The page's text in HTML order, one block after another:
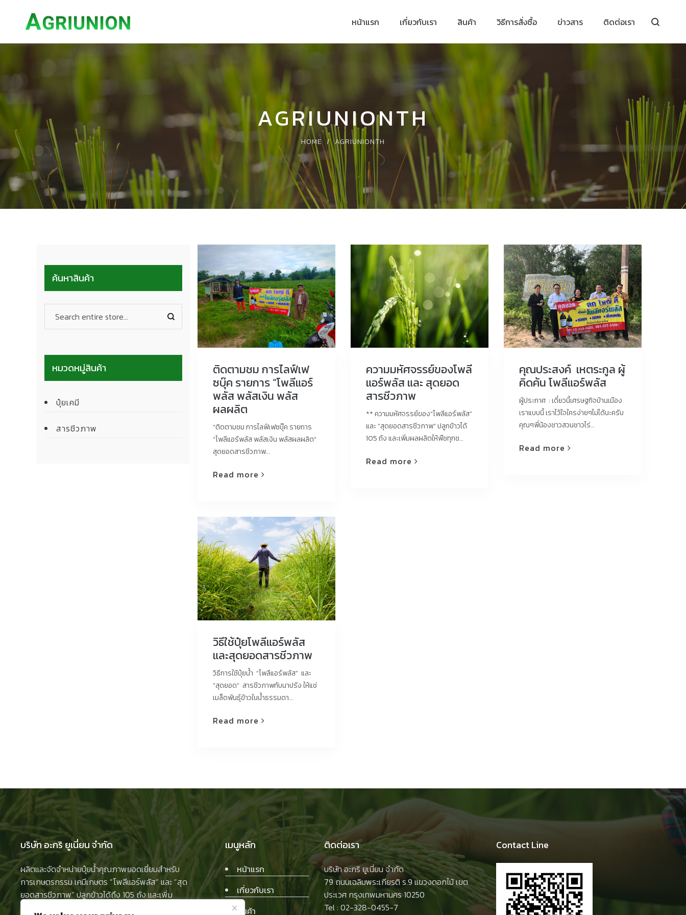
หน้าแรก เกี่ยวกับเรา สินค้า วิธีการสั่งซื้อ ข่าวสาร ติดต่อเรา
AGRIUNIONTH
HOME / AGRIUNIONTH
ติดตามชม การไลฟ์เฟ
ซบุ๊ค รายการ “โพลีแอร์
พลัส พลัสเงิน พลัส
ผลผลิต
“ติดตามชม การไลฟ์เฟซบุ๊ค รายการ
“โพลีแอร์พลัส พลัสเงิน พลัสผลผลิต”
สุดยอดสารชีวภาพ…
Read more
ความมหัศจรรย์ของโพลี
แอร์พลัส และ สุดยอด
สารชีวภาพ
** ความมหัศจรรย์ของ“โพลีแอร์พลัส”
และ “สุดยอดสารชีวภาพ” ปลูกข้าวได้
105 ถัง และเพิ่มผลผลิตให้พืชทุกช…
Read more
คุณประสงค์ เหตระกูล ผู้
คิดค้น โพลีแอร์พลัส
ผู้ประกาศ : เดี๋ยวนี้เศรษฐกิจบ้านเมือง
เราแบบนี้ เราไว้ใจใครง่ายๆไม่ได้นะครับ
คุณๆพี่น้องชาวสวนชาวไร่…
Read more
วิธีใช้ปุ๋ยโพลีแอร์พลัส
และสุดยอดสารชีวภาพ
วิธีการใช้ปุ๋ยน้ำ “โพลีแอร์พลัส” และ
“สุดยอด” สารชีวภาพกับนาปรัง ให้แช่
เมล็ดพันธุ์ข้าวในน้ำธรรมดา…
Read more
ค้นหาสินค้า
หมวดหมู่สินค้า
ปุ๋ยเคมี
สารชีวภาพ
บริษัท อะกริ ยูเนี่ยน จำกัด
ผลิตและจัดจำหน่ายปุ๋ยน้ำคุณภาพยอดเยี่ยมสำหรับ
การเกษตรกรรม เคมีเกษตร ”โพลีแอร์พลัส” และ ”สุด
ยอดสารชีวภาพ” ปลูกข้าวได้ถึง 105 ถัง และเพิ่ม
เมนูหลัก
หน้าแรก
เกี่ยวกับเรา
สินค้า
ติดต่อเรา
บริษัท อะกริ ยูเนี่ยน จำกัด
79 ถนนเฉลิมพระเกียรติ ร.9 แขวงดอกไม้ เขต
ประเวศ กรุงเทพมหานคร 10250
Tel :02-328-0455-7
Contact Line